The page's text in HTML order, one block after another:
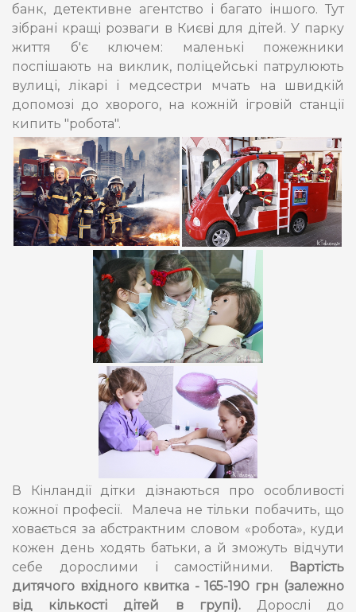
банк, детективне агентство і багато іншого. Тут
зібрані кращі розваги в Києві для дітей. У парку
життя б'є ключем: маленькі пожежники
поспішають на виклик, поліцейські патрулюють
вулиці, лікарі і медсестри мчать на швидкій
допомозі до хворого, на кожній ігровій станції
кипить "робота".
В Кінландії дітки дізнаються про особливості
кожної професії. Малеча не тільки побачить, що
ховається за абстрактним словом «робота», куди
кожен день ходять батьки, а й зможуть відчути
себе дорослими і самостійними.
Вартість
дитячого вхідного квитка - 165-190 грн (залежно
від кількості дітей в групі). Дорослі до